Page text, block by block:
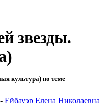
звезды.
культура) по теме
Ейбауэр Елена Николаевна